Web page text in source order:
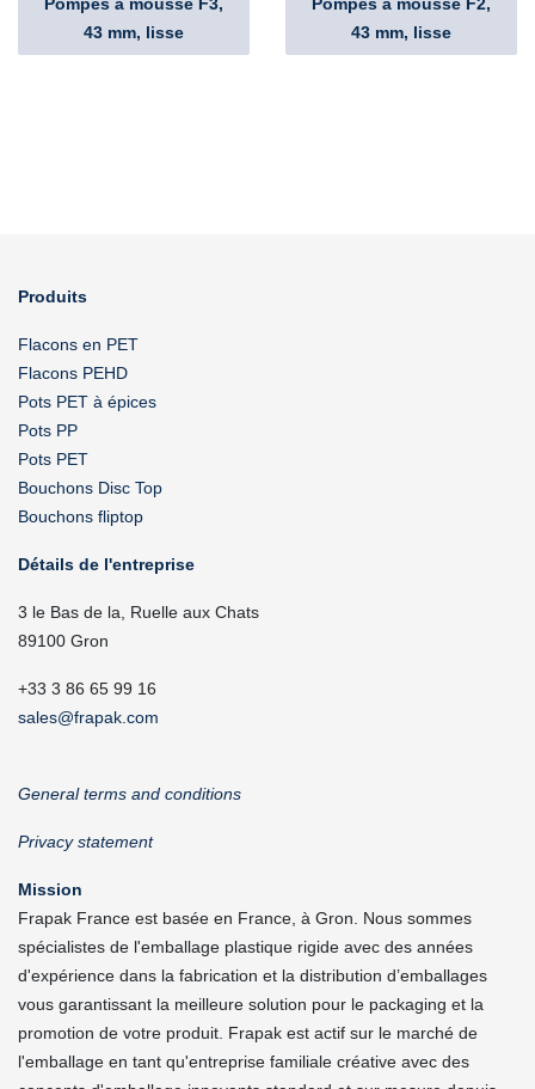
43 mm, lisse
43 mm, lisse
Produits
Flacons en PET
Flacons PEHD
Pots PET à épices
Pots PP
Pots PET
Bouchons Disc Top
Bouchons fliptop
Détails de l'entreprise
3 le Bas de la, Ruelle aux Chats
89100 Gron
+33 3 86 65 99 16
sales@frapak.com
General terms and conditions
Privacy statement
Mission
Frapak France est basée en France, à Gron. Nous sommes
spécialistes de l'emballage plastique rigide avec des années
d'expérience dans la fabrication et la distribution d’emballages
vous garantissant la meilleure solution pour le packaging et la
promotion de votre produit. Frapak est actif sur le marché de
l'emballage en tant qu'entreprise familiale créative avec des